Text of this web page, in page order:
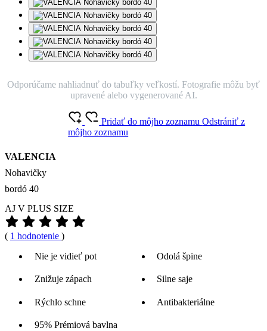
Odporúčame nahliadnuť do tabuľky veľkostí. Fotografie môžu byť
upravené alebo vygenerované AI.
VALENCIA
Nohavičky
bordó 40
Pridať do môjho zoznamuOdstrániť z
môjho zoznamu
AJ V PLUS SIZE
( 1 hodnotenie )
Nie je vidieť pot
Odolá špine
Znižuje zápach Silne saje
Rýchlo schne Antibakteriálne
95% Prémiová bavlna